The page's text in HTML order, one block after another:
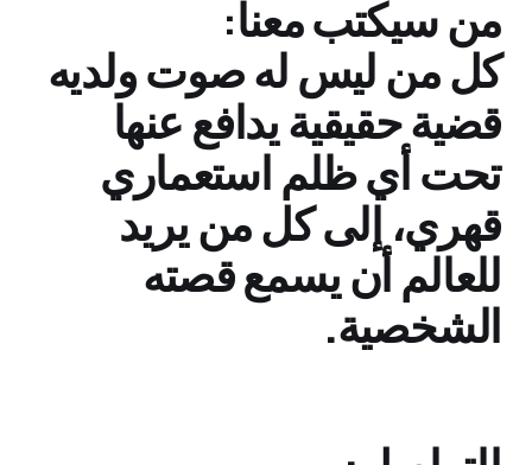
من سيكتب معنا:
كل من ليس له صوت ولديه
قضية حقيقية يدافع عنها
تحت أي ظلم استعماري
قهري، إلى كل من يريد
للعالم أن يسمع قصته
الشخصية.